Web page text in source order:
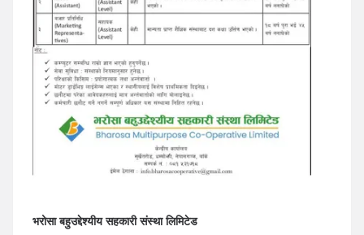
भरोसा बहुउद्देश्यीय सहकारी संस्था लिमिटेड